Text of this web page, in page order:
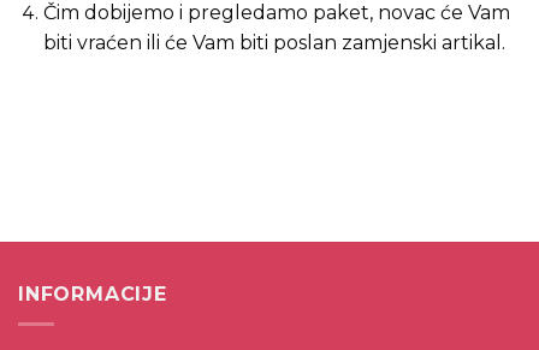
Čim dobijemo i pregledamo paket, novac će Vam
biti vraćen ili će Vam biti poslan zamjenski artikal.
INFORMACIJE